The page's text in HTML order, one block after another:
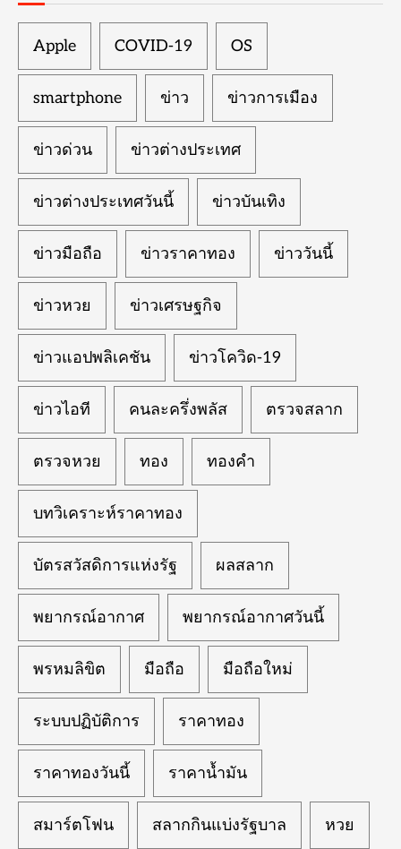
Apple COVID-19 OS
smartphone ข่าว ข่าวการเมือง
ข่าวด่วน ข่าวต่างประเทศ
ข่าวต่างประเทศวันนี้ ข่าวบันเทิง
ข่าวมือถือ ข่าวราคาทอง ข่าววันนี้
ข่าวหวย ข่าวเศรษฐกิจ
ข่าวแอปพลิเคชัน ข่าวโควิด-19
ข่าวไอที คนละครึ่งพลัส ตรวจสลาก
ตรวจหวย ทอง ทองคำ
บทวิเคราะห์ราคาทอง
บัตรสวัสดิการแห่งรัฐ ผลสลาก
พยากรณ์อากาศ พยากรณ์อากาศวันนี้
พรหมลิขิต มือถือ มือถือใหม่
ระบบปฏิบัติการ ราคาทอง
ราคาทองวันนี้ ราคาน้ำมัน
สมาร์ตโฟน สลากกินแบ่งรัฐบาล หวย